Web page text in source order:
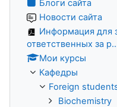
Блоги сайта
Новости сайта
Информация для
ответственных за
Мои курсы
Кафедры
Foreign
Biochemistry